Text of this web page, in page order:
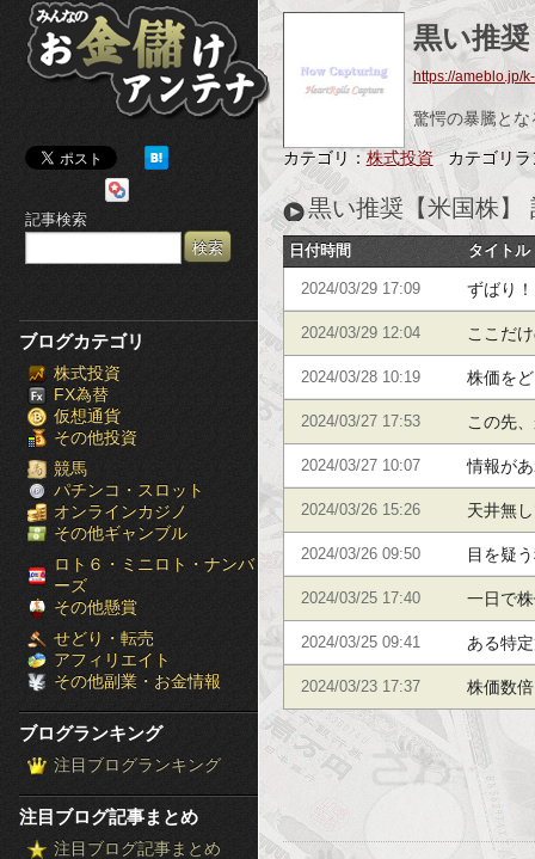
み
ん
な
の
お
金
儲
け
ア
ン
テ
ナ
［ブ
ロ
グ
ラ
ン
ン
記事検索
ブログカテゴリ
株式投資
FX為替
仮想通貨
その他投資
競馬
パチンコ・スロット
オンラインカジノ
その他ギャンブル
ロト６・ミニロト・ナンバ
ーズ
その他懸賞
せどり・転売
アフィリエイト
その他副業・お金情報
ブログランキング
注目ブログランキング
注目ブログ記事まとめ
注目ブログ記事まとめ
黒い推
https://ameblo.jp/
驚愕の暴騰と
カテゴリ： 株式投資 カテゴリ
黒い推奨【米国株】
日付時間 タイトル
2024/03/29 17:09 ずばり
はこれ
2024/03/29 12:04 ここだ
値上が
2024/03/28 10:19 株価を
い目の
2024/03/27 17:53 この先
い目の
2024/03/27 10:07 情報が
る！
2024/03/26 15:26 天井無
はこれ
2024/03/26 09:50 目を疑
米国株
2024/03/25 17:40 一日で
教える！
2024/03/25 09:41 ある特
これだ！
2024/03/23 17:37 株価数